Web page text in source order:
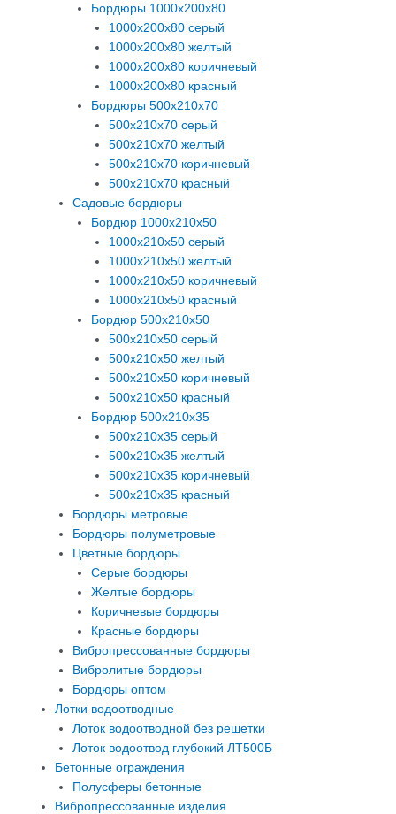
Бордюры 1000х200х80
1000х200х80 серый
1000х200х80 желтый
1000х200х80 коричневый
1000х200х80 красный
Бордюры 500х210х70
500х210х70 серый
500х210х70 желтый
500х210х70 коричневый
500х210х70 красный
Садовые бордюры
Бордюр 1000х210х50
1000х210х50 серый
1000х210х50 желтый
1000х210х50 коричневый
1000х210х50 красный
Бордюр 500х210х50
500х210х50 серый
500х210х50 желтый
500х210х50 коричневый
500х210х50 красный
Бордюр 500х210х35
500х210х35 серый
500х210х35 желтый
500х210х35 коричневый
500х210х35 красный
Бордюры метровые
Бордюры полуметровые
Цветные бордюры
Серые бордюры
Желтые бордюры
Коричневые бордюры
Красные бордюры
Вибропрессованные бордюры
Вибролитые бордюры
Бордюры оптом
Лотки водоотводные
Лоток водоотводной без решетки
Лоток водоотвод глубокий ЛТ500Б
Бетонные ограждения
Полусферы бетонные
Вибропрессованные изделия